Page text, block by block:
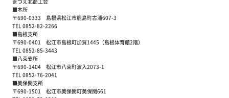
■本所
〒690-0333 島根県松江市鹿島町古浦607-3
TEL 0852-82-2266
■島根支所
〒690-0401 松江市島根町加賀1445（島根体育館2階）
TEL 0852-85-3443
■八束支所
〒690-1404 松江市八束町波入2073-1
TEL 0852-76-2041
■美保関支所
〒690-1501 松江市美保関町美保関661